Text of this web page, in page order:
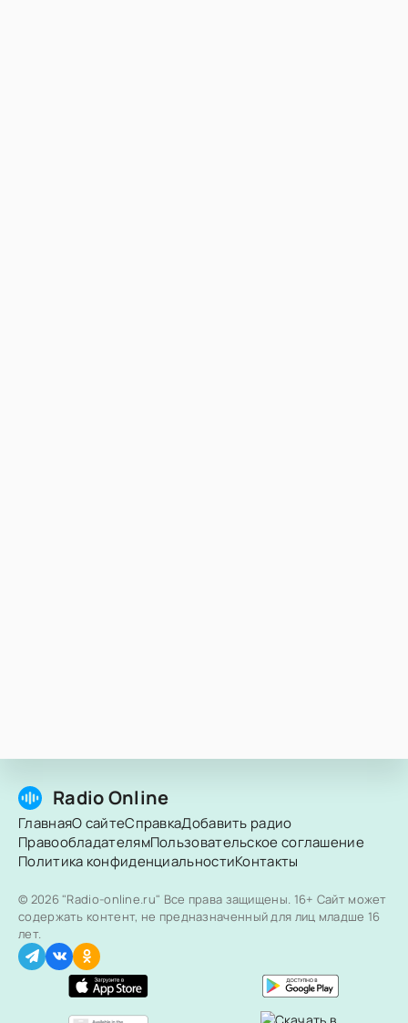
Radio Online
ГлавнаяО сайтеСправкаДобавить радио
ПравообладателямПользовательское соглашение
Политика конфиденциальностиКонтакты
© 2026 "Radio-online.ru" Все права защищены. 16+ Сайт может
содержать контент, не предназначенный для лиц младше 16
лет.